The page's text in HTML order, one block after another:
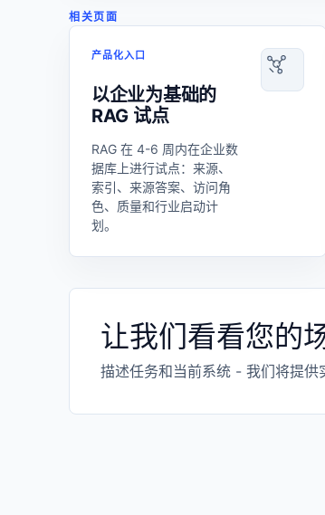
相关页面
产品化入口
以企业为基础的
RAG 试点
RAG 在 4-6 周内在企业数
据库上进行试点：来源、
索引、来源答案、访问角
色、质量和行业启动计
划。
让我们看看您的
描述任务和当前系统 - 我们将提供